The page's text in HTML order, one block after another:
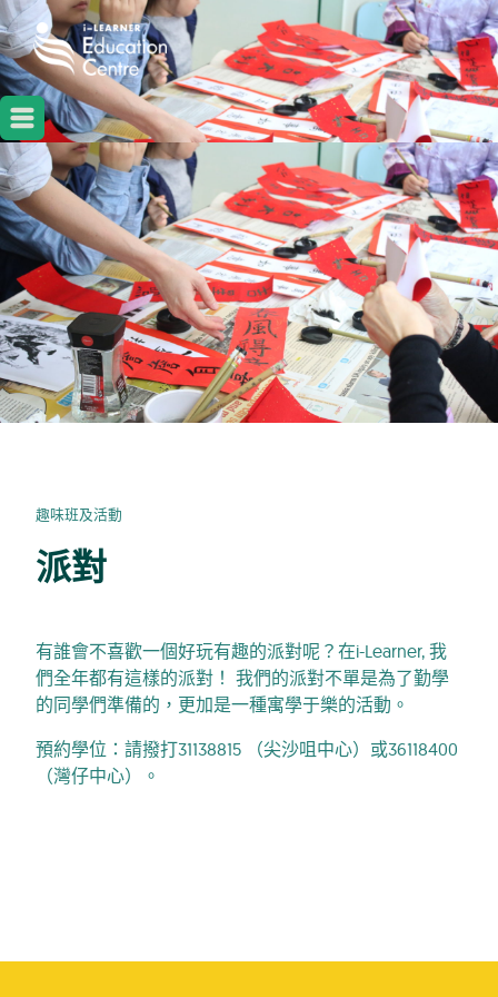
趣味班及活動
派對
有誰會不喜歡一個好玩有趣的派對呢？在i-Learner, 我
們全年都有這樣的派對！ 我們的派對不單是為了勤學
的同學們準備的，更加是一種寓學于樂的活動。
預約學位：請撥打31138815 （尖沙咀中心）或36118400
（灣仔中心）。